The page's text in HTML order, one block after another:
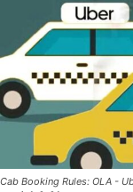
Cab Booking Rules: OLA -